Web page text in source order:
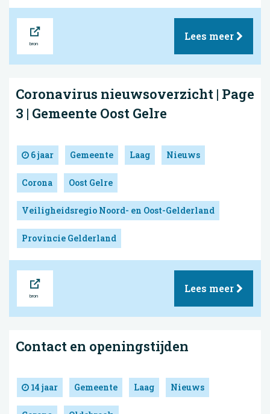
Lees meer
Coronavirus nieuwsoverzicht | Page
3 | Gemeente Oost Gelre
6 jaar Gemeente Laag Nieuws
Corona Oost Gelre
Veiligheidsregio Noord- en Oost-Gelderland
Provincie Gelderland
Lees meer
Contact en openingstijden
14 jaar Gemeente Laag Nieuws